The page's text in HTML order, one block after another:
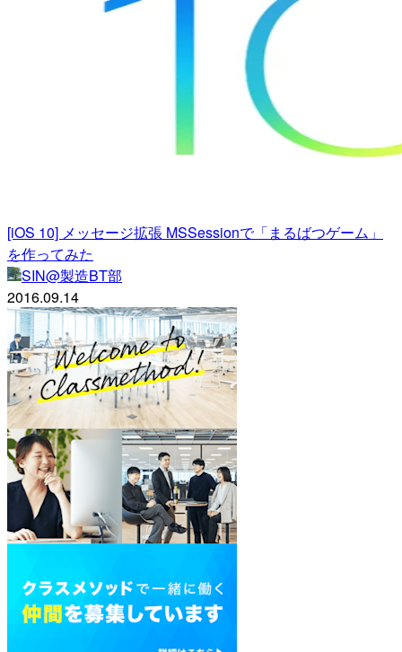
[iOS 10] メッセージ拡張 MSSessionで「まるばつゲーム」
を作ってみた
SIN@製造BT部
2016.09.14